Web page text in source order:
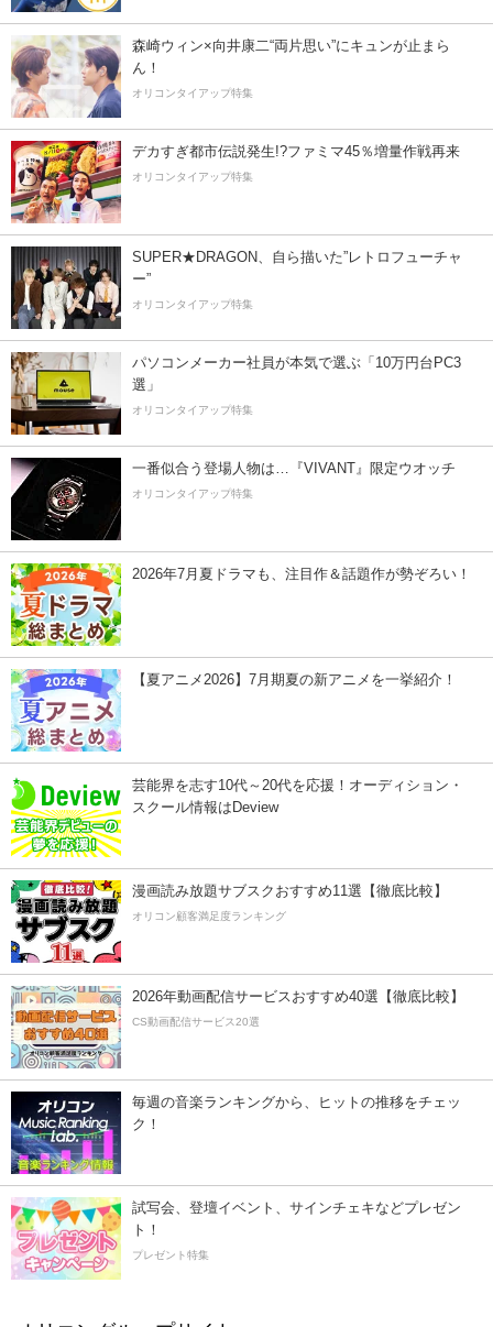
森崎ウィン×向井康二“両片思い”にキュンが止まら
ん！
オリコンタイアップ特集
デカすぎ都市伝説発生!?ファミマ45％増量作戦再来
オリコンタイアップ特集
SUPER★DRAGON、自ら描いた”レトロフューチャ
ー”
オリコンタイアップ特集
パソコンメーカー社員が本気で選ぶ「10万円台PC3
選」
オリコンタイアップ特集
一番似合う登場人物は…『VIVANT』限定ウオッチ
オリコンタイアップ特集
2026年7月夏ドラマも、注目作＆話題作が勢ぞろい！
【夏アニメ2026】7月期夏の新アニメを一挙紹介！
芸能界を志す10代～20代を応援！オーディション・
スクール情報はDeview
漫画読み放題サブスクおすすめ11選【徹底比較】
オリコン顧客満足度ランキング
2026年動画配信サービスおすすめ40選【徹底比較】
CS動画配信サービス20選
毎週の音楽ランキングから、ヒットの推移をチェッ
ク！
試写会、登壇イベント、サインチェキなどプレゼン
ト！
プレゼント特集